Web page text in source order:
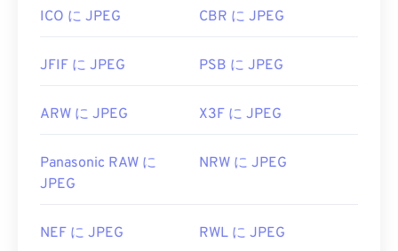
ICO に JPEG CBR に JPEG
JFIF に JPEG PSB に JPEG
ARW に JPEG X3F に JPEG
Panasonic RAW に
JPEG
NRW に JPEG
NEF に JPEG RWL に JPEG